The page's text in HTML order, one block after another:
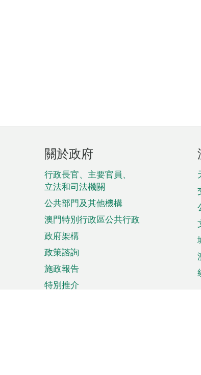
頁
腳
菜
單
關於政府
行政長官、主要官員、
立法和司法機關
公共部門及其他機構
澳門特別行政區公共行政
政府架構
政策諮詢
施政報告
特別推介